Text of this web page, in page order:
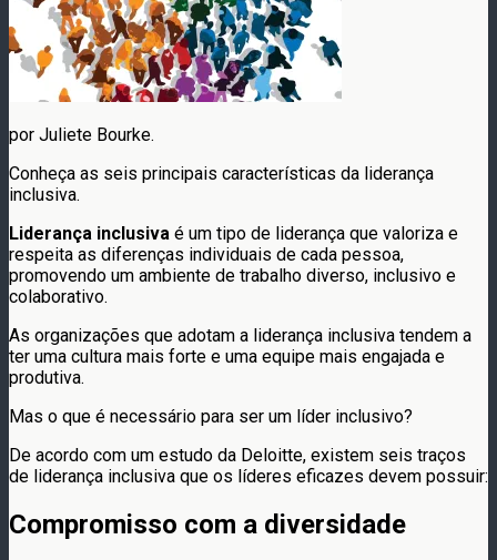
por Juliete Bourke.
Conheça as seis principais características da liderança
inclusiva.
Liderança inclusiva é um tipo de liderança que valoriza e
respeita as diferenças individuais de cada pessoa,
promovendo um ambiente de trabalho diverso, inclusivo e
colaborativo.
As organizações que adotam a liderança inclusiva tendem a
ter uma cultura mais forte e uma equipe mais engajada e
produtiva.
Mas o que é necessário para ser um líder inclusivo?
De acordo com um estudo da Deloitte, existem seis traços
de liderança inclusiva que os líderes eficazes devem possuir:
Compromisso com a diversidade